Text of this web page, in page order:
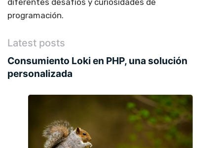
diferentes desafíos y curiosidades de
programación.
Latest posts
Consumiento Loki en PHP, una solución
personalizada